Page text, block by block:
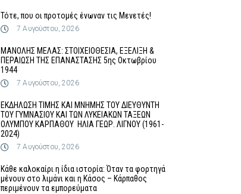
Τότε, που οι προτομές ένωναν τις Μενετές!
7 Αυγούστου, 2026
MΑΝΟΛΗΣ ΜΕΛΑΣ: ΣΤΟΙΧΕΙΟΘΕΣΙΑ, ΕΞΕΛΙΞΗ &
ΠΕΡΑΙΩΣΗ ΤΗΣ ΕΠΑΝΑΣΤΑΣΗΣ 5ης Οκτωβρίου
1944
7 Αυγούστου, 2026
ΕΚΔΗΛΩΣΗ ΤΙΜΗΣ ΚΑΙ ΜΝΗΜΗΣ ΤΟΥ ΔΙΕΥΘΥΝΤΗ
ΤΟΥ ΓΥΜΝΑΣΙΟΥ ΚΑΙ ΤΩΝ ΛΥΚΕΙΑΚΩΝ ΤΑΞΕΩΝ
ΟΛΥΜΠΟΥ ΚΑΡΠΑΘΟΥ ΗΛΙΑ ΓΕΩΡ. ΛΙΓΝΟΥ (1961-
2024)
7 Αυγούστου, 2026
Κάθε καλοκαίρι η ίδια ιστορία: Όταν τα φορτηγά
μένουν στο λιμάνι και η Κάσος – Κάρπαθος
περιμένουν τα εμπορεύματα